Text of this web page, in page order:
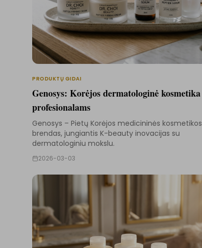
PRODUKTŲ GIDAI
Genosys: Korėjos dermatologinė kosmetika
profesionalams
Genosys – Pietų Korėjos medicininės kosmetikos
brendas, jungiantis K-beauty inovacijas su
dermatologiniu mokslu.
2026-03-03